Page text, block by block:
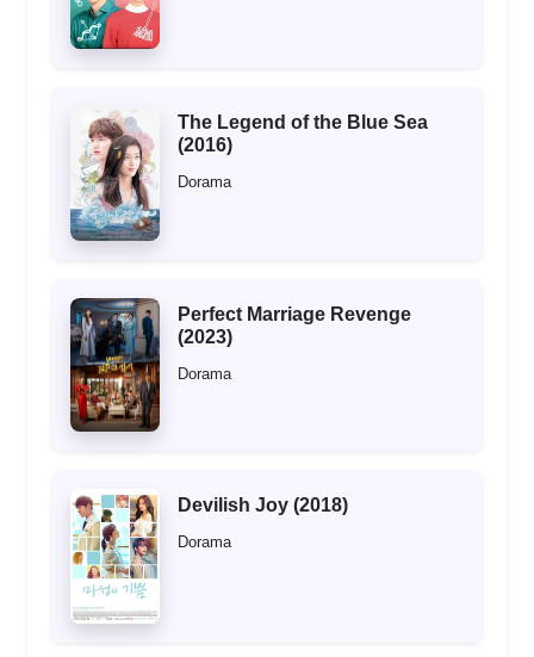
The Legend of the Blue Sea
(2016)
Dorama
Perfect Marriage Revenge
(2023)
Dorama
Devilish Joy (2018)
Dorama